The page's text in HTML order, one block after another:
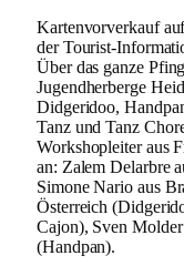
Kartenvorverkauf
der Tourist-
Über das ganze
Jugendherberge
Didgeridoo,
Tanz und Tanz
Workshopleiter aus
an: Zalem Delarbre
Simone Nario aus
Österreich
Cajon), Sven
(Handpan).